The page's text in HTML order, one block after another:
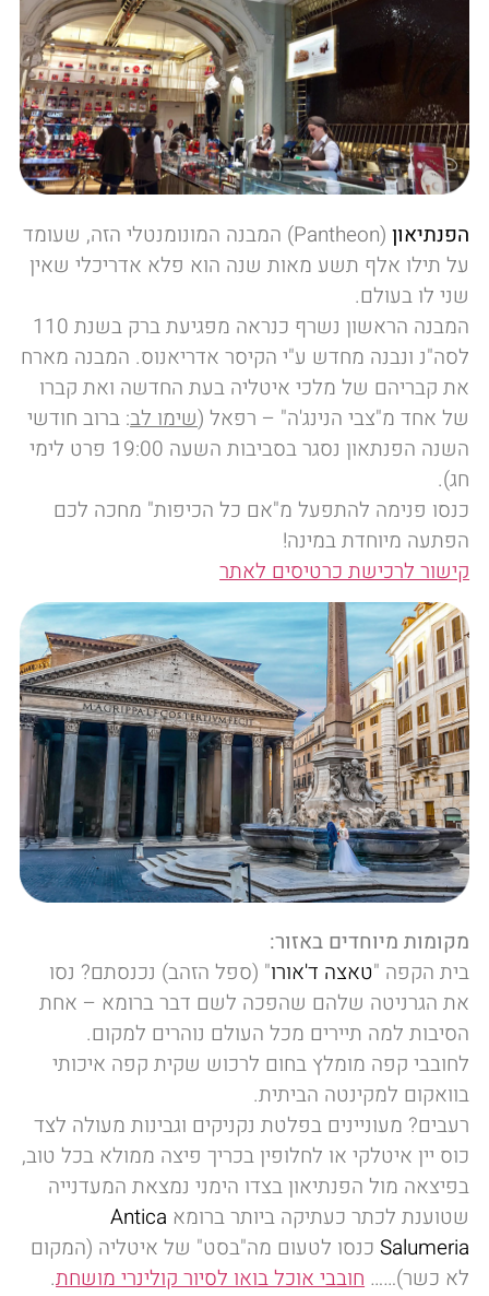
הפנתיאון
(Pantheon) המבנה המונומנטלי הזה, שעומד
על תילו אלף תשע מאות שנה הוא פלא אדריכלי שאין
שני לו בעולם.
המבנה הראשון נשרף כנראה מפגיעת ברק בשנת 110
לסה"נ ונבנה מחדש ע"י הקיסר אדריאנוס. המבנה מארח
את קבריהם של מלכי איטליה בעת החדשה ואת קברו
של אחד מ"צבי הנינג'ה" – רפאל (שימו לב: ברוב חודשי
השנה הפנתאון נסגר בסביבות השעה 19:00 פרט לימי
חג).
כנסו פנימה להתפעל מ"אם כל הכיפות" מחכה לכם
הפתעה מיוחדת במינה!
קישור לרכישת כרטיסים לאתר
מקומות מיוחדים באזור:
בית הקפה "טאצה ד'אורו" (ספל הזהב) נכנסתם? נסו
את הגרניטה שלהם שהפכה לשם דבר ברומא – אחת
הסיבות למה תיירים מכל העולם נוהרים למקום.
לחובבי קפה מומלץ בחום לרכוש שקית קפה איכותי
בוואקום למקינטה הביתית.
רעבים? מעוניינים בפלטת נקניקים וגבינות מעולה לצד
כוס יין איטלקי או לחלופין בכריך פיצה ממולא בכל טוב,
בפיצאה מול הפנתיאון בצדו הימני נמצאת המעדנייה
שטוענת לכתר כעתיקה ביותר ברומא Antica
Salumeriaכנסו לטעום מה"בסט" של איטליה (המקום
לא כשר)…… חובבי אוכל בואו לסיור קולינרי מושחת.